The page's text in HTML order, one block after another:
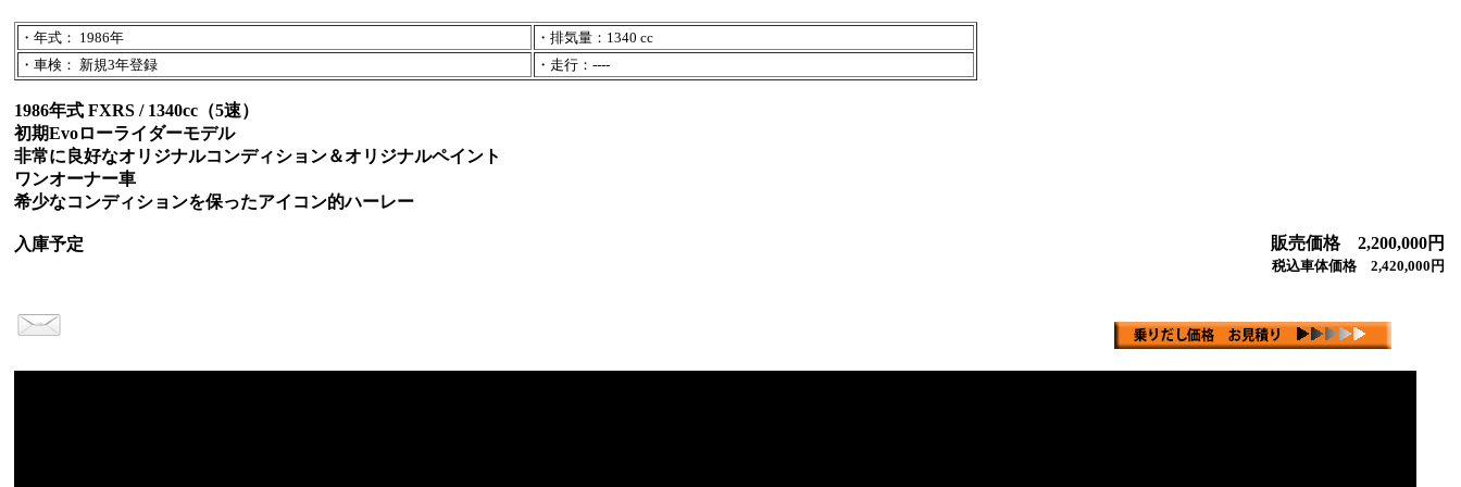
・年式： 1986年
・排気量：1340 cc
・車検： 新規3年登録
・走行：----
1986年式 FXRS / 1340cc（5速）
初期Evoローライダーモデル
非常に良好なオリジナルコンディション＆オリジナルペイント
ワンオーナー車
希少なコンディションを保ったアイコン的ハーレー
入庫予定 販売価格 2,200,000円
税込車体価格 2,420,000円